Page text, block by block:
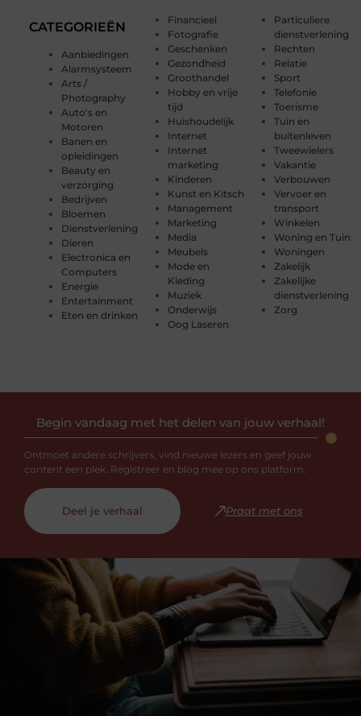
CATEGORIEËN
Aanbiedingen
Alarmsysteem
Arts /
Photography
Auto's en
Motoren
Banen en
opleidingen
Beauty en
verzorging
Bedrijven
Bloemen
Dienstverlening
Dieren
Electronica en
Computers
Energie
Entertainment
Eten en drinken
Financieel
Fotografie
Geschenken
Gezondheid
Groothandel
Hobby en vrije
tijd
Huishoudelijk
Internet
Internet
marketing
Kinderen
Kunst en Kitsch
Management
Marketing
Media
Meubels
Mode en
Kleding
Muziek
Onderwijs
Oog Laseren
Particuliere
dienstverlening
Rechten
Relatie
Sport
Telefonie
Toerisme
Tuin en
buitenleven
Tweewielers
Vakantie
Verbouwen
Vervoer en
transport
Winkelen
Woning en Tuin
Woningen
Zakelijk
Zakelijke
dienstverlening
Zorg
Begin vandaag met het delen van jouw verhaal!
Ontmoet andere schrijvers, vind nieuwe lezers en geef jouw
content een plek. Registreer en blog mee op ons platform.
Deel je verhaal Praat met ons